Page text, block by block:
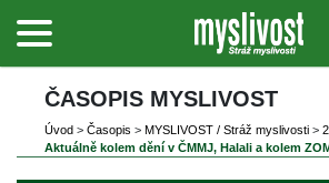
ČASOPIS MYSLIVOST
Úvod > Časopi > MYSLIVOST / Stráž myslivosti >
Aktuálně kolem dění v ČMMJ, Halali a kolem